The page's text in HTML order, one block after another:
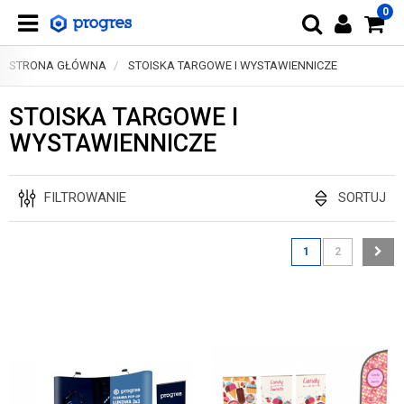
0
STRONA GŁÓWNA STOISKA TARGOWE I WYSTAWIENNICZE
STOISKA TARGOWE I
WYSTAWIENNICZE
FILTROWANIE SORTUJ
1 2